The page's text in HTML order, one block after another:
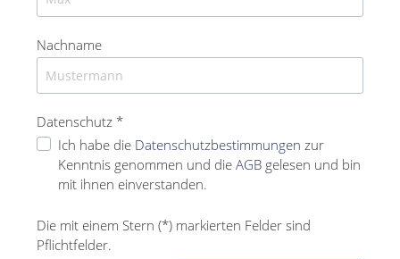
Nachname
Datenschutz *
Ich habe die Datenschutzbestimmungen zur
Kenntnis genommen und die AGB gelesen und bin
mit ihnen einverstanden.
Die mit einem Stern (*) markierten Felder sind
Pflichtfelder.